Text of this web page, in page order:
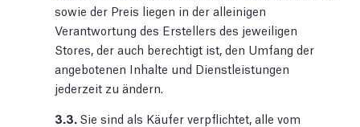
sowie der Preis liegen in der alleinigen
Verantwortung des Erstellers des jeweiligen
Stores, der auch berechtigt ist, den Umfang der
angebotenen Inhalte und Dienstleistungen
jederzeit zu ändern.
3.3. Sie sind als Käufer verpflichtet, alle vom